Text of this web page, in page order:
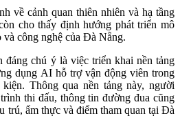
về cảnh quan thiên nhiên và hạ tầng
cho thấy định hướng phát triển mô
công nghệ của Đà Nẵng.
đáng chú ý là việc triển khai nền tảng
dụng AI hỗ trợ vận động viên trong
Thông qua nền tảng này, người
thi đấu, thông tin đường đua cũng
trú, ẩm thực và điểm tham quan tại Đà